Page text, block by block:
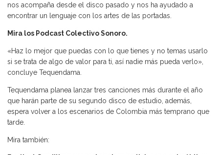
nos acompaña desde el disco pasado y nos ha ayudado a
encontrar un lenguaje con los artes de las portadas.
Mira los Podcast Colectivo Sonoro.
«Haz lo mejor que puedas con lo que tienes y no temas usarlo
si se trata de algo de valor para ti, así nadie más pueda verlo»,
concluye Tequendama.
Tequendama planea lanzar tres canciones más durante el año
que harán parte de su segundo disco de estudio, además,
espera volver a los escenarios de Colombia más temprano que
tarde.
Mira también: